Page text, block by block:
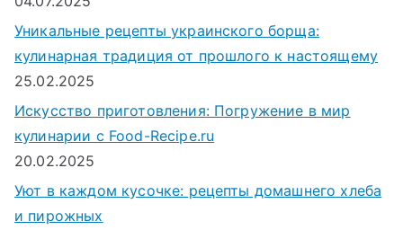
Уникальные рецепты украинского борща:
кулинарная традиция от прошлого к настоящему
25.02.2025
Искусство приготовления: Погружение в мир
кулинарии с Food-Recipe.ru
20.02.2025
Уют в каждом кусочке: рецепты домашнего хлеба
и пирожных